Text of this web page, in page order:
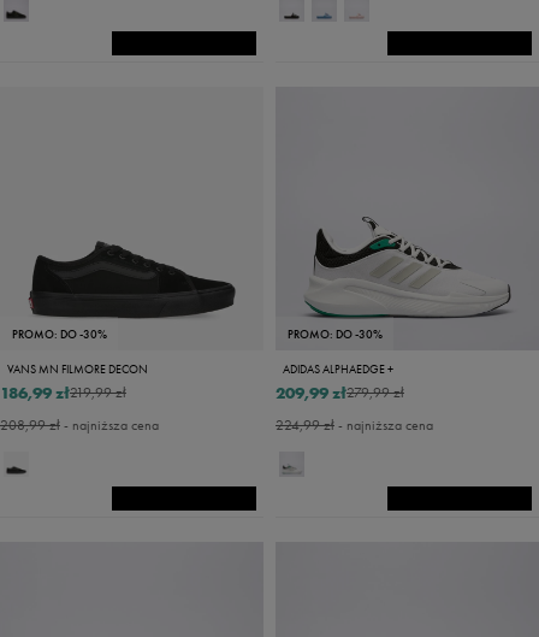
PROMO: DO -30%
VANS MN FILMORE DECON
219,99 zł
186,99 zł
208,99 zł- najniższa cena
PROMO: DO -30%
ADIDAS ALPHAEDGE +
279,99 zł
209,99 zł
224,99 zł- najniższa cena